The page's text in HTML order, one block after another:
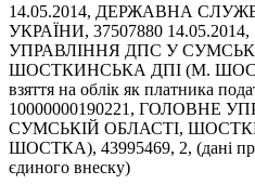
14.05.2014, ДЕРЖАВНА
УКРАЇНИ, 37507880
УПРАВЛІННЯ ДПС У
ШОСТКИНСЬКА ДПІ (М.
взяття на облік як платника
10000000190221, ГОЛОВНЕ
СУМСЬКІЙ ОБЛАСТІ,
ШОСТКА), 43995469, 2, (дані про
єдиного внеску)